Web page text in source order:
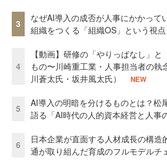
3
なぜAI導入の成否が人事にかかって
組織をつくる「組織OS」という視点
4
【動画】研修の「やりっぱなし」
もの〜川崎重工業・人事担当者の執
川蒼太氏・坂井風太氏）
NEW
5
AI導入の明暗を分けるものとは？松
語る「AI時代の人的資本経営と人事
6
日本企業が直面する人材成長の構
通が取り組んだ育成のフルモデルチ